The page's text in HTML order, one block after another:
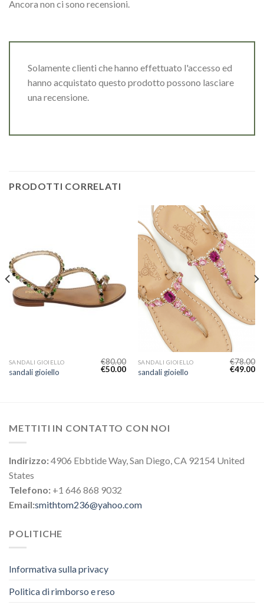
Ancora non ci sono recensioni.
Solamente clienti che hanno effettuato l'accesso ed
hanno acquistato questo prodotto possono lasciare
una recensione.
PRODOTTI CORRELATI
SANDALI GIOIELLO
sandali gioiello
€80.00
€50.00
SANDALI GIOIELLO
sandali gioiello
€78.00
€49.00
METTITI IN CONTATTO CON NOI
Indirizzo:4906 Ebbtide Way, San Diego, CA 92154 United
States
Telefono: +1 646 868 9032
Email:smithtom236@yahoo.com
POLITICHE
Informativa sulla privacy
Politica di rimborso e reso